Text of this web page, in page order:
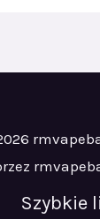
Szybkie